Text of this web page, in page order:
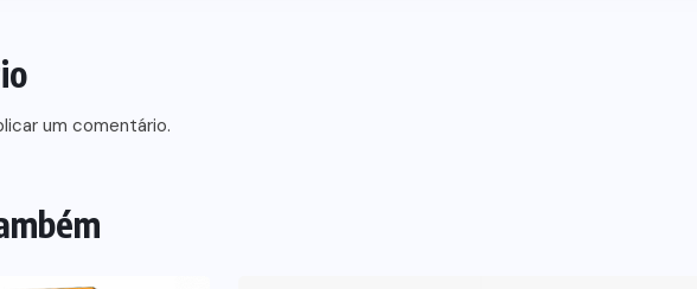
um comentário.